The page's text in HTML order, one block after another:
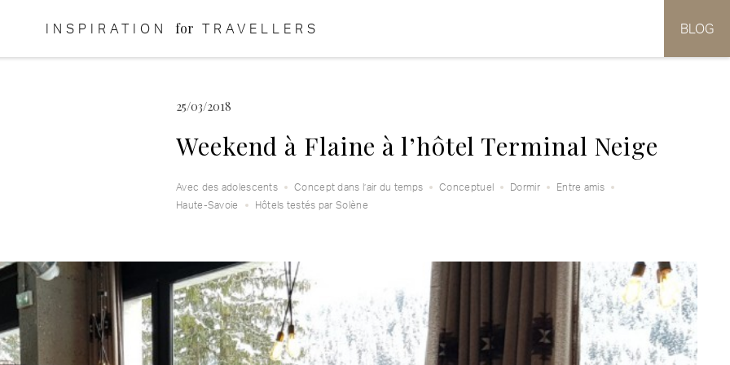
INSPIRATION for TRAVELLERS BLOG
25/03/2018
Weekend à Flaine à l’hôtel Terminal Neige
Avec des adolescents Concept dans l’air du temps Conceptuel Dormir
Entre amis
Haute-Savoie
Hôtels testés par Solène